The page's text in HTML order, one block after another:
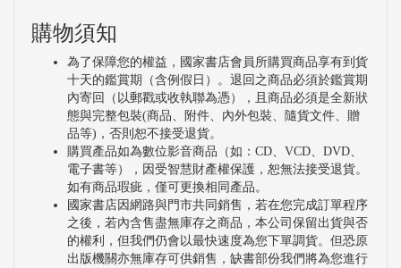
購物須知
為了保障您的權益，國家書店會員所購買商品享有到貨
十天的鑑賞期（含例假日）。退回之商品必須於鑑賞期
內寄回（以郵戳或收執聯為憑），且商品必須是全新狀
態與完整包裝(商品、附件、內外包裝、隨貨文件、贈
品等)，否則恕不接受退貨。
購買產品如為數位影音商品（如：CD、VCD、DVD、
電子書等），因受智慧財產權保護，恕無法接受退貨。
如有商品瑕疵，僅可更換相同產品。
國家書店因網路與門市共同銷售，若在您完成訂單程序
之後，若內含售盡無庫存之商品，本公司保留出貨與否
的權利，但我們仍會以最快速度為您下單調貨。但恐原
出版機關亦無庫存可供銷售，缺書部份我們將為您進行